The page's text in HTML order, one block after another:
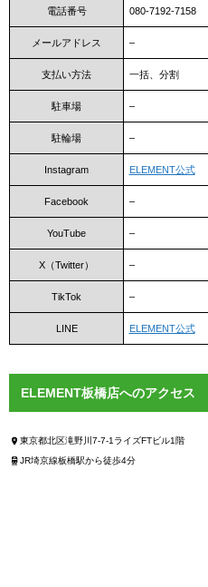
電話番号 080-7192-7158
メールアドレス –
支払い方法 一括、分割
駐車場 –
駐輪場 –
Instagram ELEMENT公式
Facebook –
YouTube –
X（Twitter） –
TikTok –
LINE ELEMENT公式
ELEMENT板橋店へのアクセス
東京都北区滝野川7-7-1ライズFTビル1階
JR埼京線板橋駅から徒歩4分